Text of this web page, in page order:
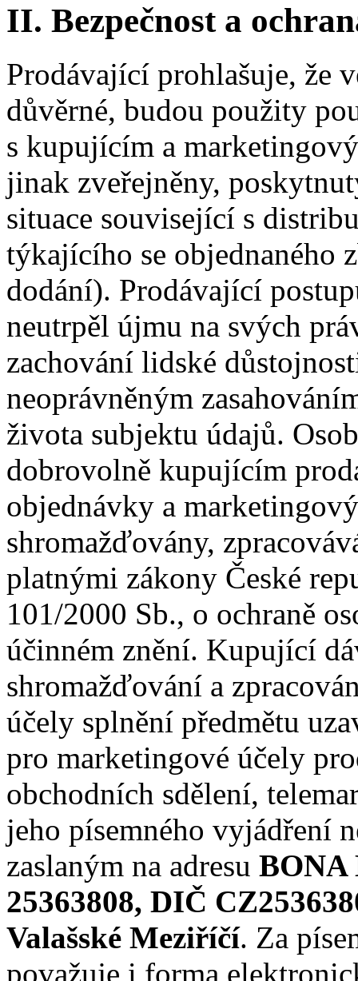
II. Bezpečnost a
Prodávající prohlašuje, že
důvěrné, budou použity
s kupujícím a
jinak zveřejněny,
situace související s
týkajícího se objednaného
dodání). Prodávající
neutrpěl újmu na svých
zachování lidské
neoprávněným
života subjektu údajů.
dobrovolně kupujícím
objednávky a
shromažďovány,
platnými zákony České
101/2000 Sb., o ochraně
účinném znění. Kupující
shromažďování a
účely splnění předmětu
pro marketingové účely
obchodních sdělení,
jeho písemného vyjádření
zaslaným na adresu BONA
25363808, DIČ
Valašské Meziříčí. Za
považuje i forma